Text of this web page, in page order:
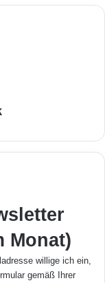
Monat)
willige ich ein,
gemäß Ihrer